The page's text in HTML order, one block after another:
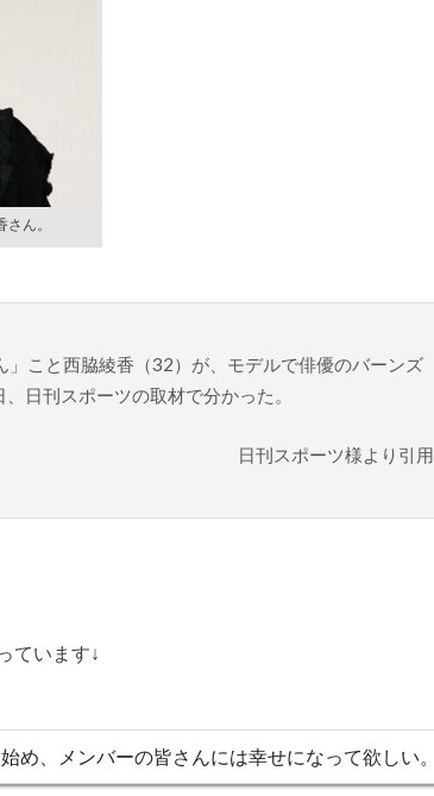
ん。
こと西脇綾香（32）が、モデルで俳優のバーンズ
日刊スポーツの取材で分かった。
日刊スポーツ様より引用
ています↓
め、メンバーの皆さんには幸せになって欲しい。